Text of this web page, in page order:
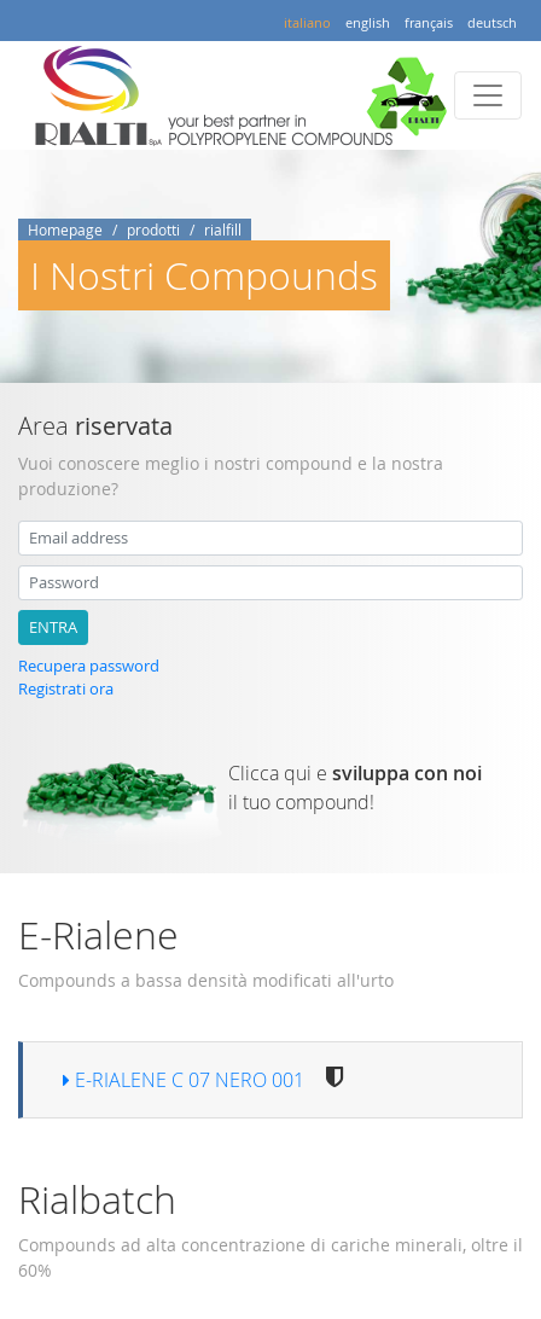
italiano english français deutsch
Homepage prodotti rialfill
I Nostri Compounds
Area riservata
Vuoi conoscere meglio i nostri compound e la nostra
produzione?
Email address
Password
Recupera password
Registrati ora
Clicca qui esviluppa con noi
il tuo compound!
E-Rialene
Compounds a bassa densità modificati all'urto
E-RIALENE C 07 NERO 001
Rialbatch
Compounds ad alta concentrazione di cariche minerali, oltre il
60%